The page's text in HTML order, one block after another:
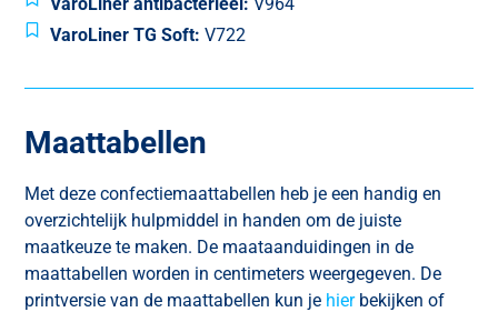
VaroLiner TG Soft: V722
Maattabellen
Met deze confectiemaattabellen heb je een handig en
overzichtelijk hulpmiddel in handen om de juiste
maatkeuze te maken. De maataanduidingen in de
maattabellen worden in centimeters weergegeven. De
printversie van de maattabellen kun je hierbekijken of